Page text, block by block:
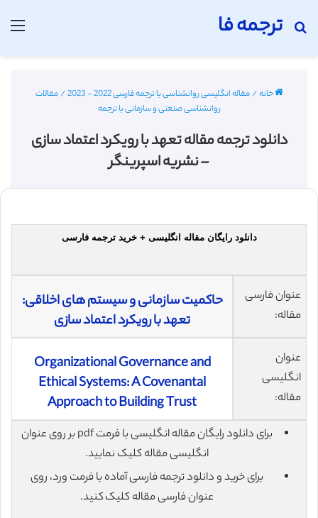
ترجمه فا
جستجو برای
خانه/مقاله انگلیسی روانشناسی با ترجمه فارسی 2022 - 2023 /مقالات
روانشناسی صنعتی و سازمانی با ترجمه
دانلود ترجمه مقاله تعهد با رویکرد اعتماد سازی
– نشریه اسپرینگر
دانلود رایگان مقاله انگلیسی + خرید ترجمه فارسی
عنوان فارسی
مقاله:
حاکمیت سازمانی و سیستم های اخلاقی:
تعهد با رویکرد اعتماد سازی
عنوان
انگلیسی
مقاله:
Organizational Governance and
Ethical Systems: A Covenantal
Approach to Building Trust
برای دانلود رایگان مقاله انگلیسی با فرمت pdf بر روی عنوان
انگلیسی مقاله کلیک نمایید.
برای خرید و دانلود ترجمه فارسی آماده با فرمت ورد، روی
عنوان فارسی مقاله کلیک کنید.